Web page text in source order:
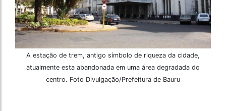
A estação de trem, antigo símbolo de riqueza da cidade,
atualmente esta abandonada em uma área degradada do
centro. Foto Divulgação/Prefeitura de Bauru